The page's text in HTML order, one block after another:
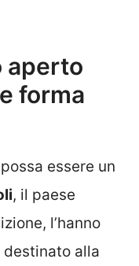
aperto
forma
essere un
, il paese
l’hanno
destinato alla